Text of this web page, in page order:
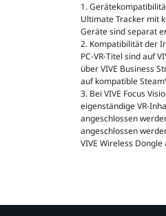
1.
Ultimate Tracker mit
Geräte sind separat
2. Kompatibilität der
PC-VR-Titel sind auf
über VIVE Business
auf kompatible
3. Bei VIVE Focus
eigenständige VR-
angeschlossen
angeschlossen
VIVE Wireless